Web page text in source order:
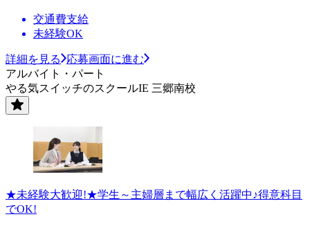
交通費支給
未経験OK
詳細を見る
応募画面に進む
アルバイト・パート
やる気スイッチのスクールIE 三郷南校
★未経験大歓迎!★学生～主婦層まで幅広く活躍中♪得意科目
でOK!